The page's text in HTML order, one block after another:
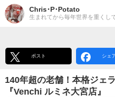
Chris･P･Potato
生まれてから毎年世界を重くし
ポスト シェ
140年超の老舗！本格ジェ
『Venchi ルミネ大宮店』